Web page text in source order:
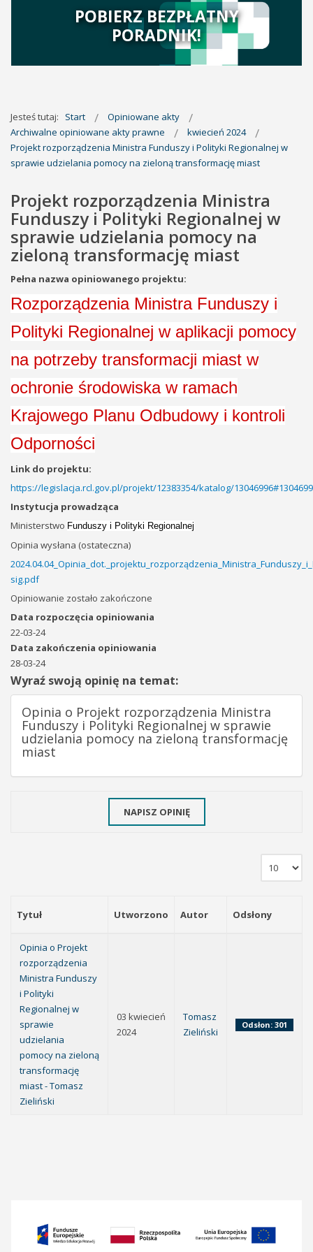
POBIERZ BEZPŁATNY
PORADNIK!
Jesteś tutaj: Start
Opiniowane akty
Archiwalne opiniowane akty prawne
kwiecień 2024
Projekt rozporządzenia Ministra Funduszy i Polityki Regionalnej w
sprawie udzielania pomocy na zieloną transformację miast
Projekt rozporządzenia Ministra
Funduszy i Polityki Regionalnej w
sprawie udzielania pomocy na
zieloną transformację miast
Pełna nazwa opiniowanego projektu:
Rozporządzenia Ministra Funduszy i
Polityki Regionalnej w aplikacji pomocy
na potrzeby transformacji miast w
ochronie środowiska w ramach
Krajowego Planu Odbudowy i kontroli
Odporności
Link do projektu:
https://legislacja.rcl.gov.pl/projekt/12383354/katalog/
Instytucja prowadząca
Ministerstwo Funduszy i Polityki Regionalnej
Opinia wysłana (ostateczna)
sig.pdf
Opiniowanie zostało zakończone
Data rozpoczęcia opiniowania
22-03-24
Data zakończenia opiniowania
28-03-24
Wyraź swoją opinię na temat:
Opinia o Projekt rozporządzenia Ministra
Funduszy i Polityki Regionalnej w sprawie
udzielania pomocy na zieloną transformację
miast
NAPISZ OPINIĘ
Tytuł Utworzono Autor Odsłony
Opinia o Projekt
rozporządzenia
Ministra Funduszy
i Polityki
Regionalnej w
sprawie
udzielania
pomocy na zieloną
transformację
miast - Tomasz
Zieliński
03 kwiecień
2024
Tomasz
Zieliński
Odsłon: 301